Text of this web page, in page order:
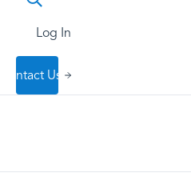
Log In
Contact Us